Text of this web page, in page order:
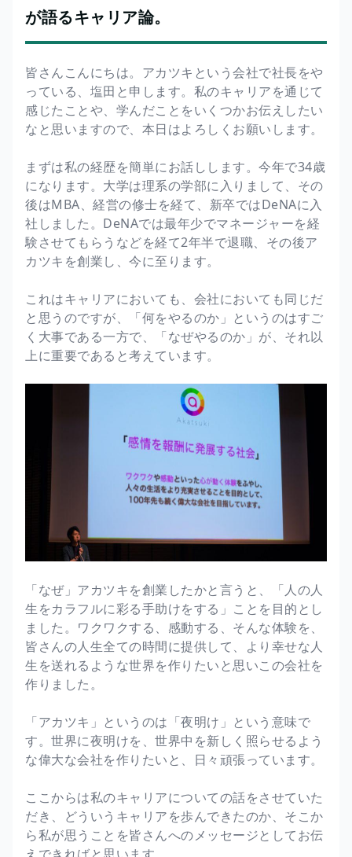
が語るキャリア論。
皆さんこんにちは。アカツキという会社で社長をや
っている、塩田と申します。私のキャリアを通じて
感じたことや、学んだことをいくつかお伝えしたい
なと思いますので、本日はよろしくお願いします。
まずは私の経歴を簡単にお話しします。今年で34歳
になります。大学は理系の学部に入りまして、その
後はMBA、経営の修士を経て、新卒ではDeNAに入
社しました。DeNAでは最年少でマネージャーを経
験させてもらうなどを経て2年半で退職、その後ア
カツキを創業し、今に至ります。
これはキャリアにおいても、会社においても同じだ
と思うのですが、「何をやるのか」というのはすご
く大事である一方で、「なぜやるのか」が、それ以
上に重要であると考えています。
「なぜ」アカツキを創業したかと言うと、「人の人
生をカラフルに彩る手助けをする」ことを目的とし
ました。ワクワクする、感動する、そんな体験を、
皆さんの人生全ての時間に提供して、より幸せな人
生を送れるような世界を作りたいと思いこの会社を
作りました。
「アカツキ」というのは「夜明け」という意味で
す。世界に夜明けを、世界中を新しく照らせるよう
な偉大な会社を作りたいと、日々頑張っています。
ここからは私のキャリアについての話をさせていた
だき、どういうキャリアを歩んできたのか、そこか
ら私が思うことを皆さんへのメッセージとしてお伝